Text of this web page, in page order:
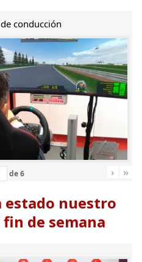
conducción
de6 › »
estado nuestro
de semana